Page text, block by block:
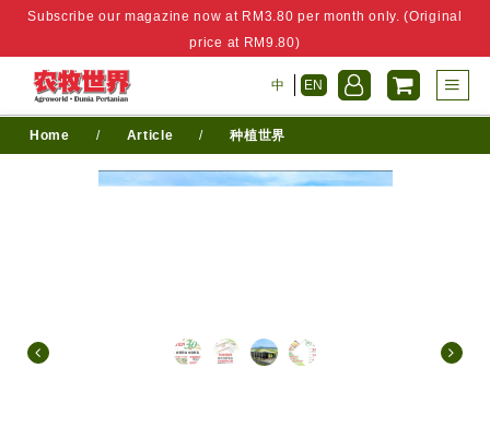
Subscribe our magazine now at RM3.80 per month only. (Original
price at RM9.80)
中 EN
Home / Article / 种植世界